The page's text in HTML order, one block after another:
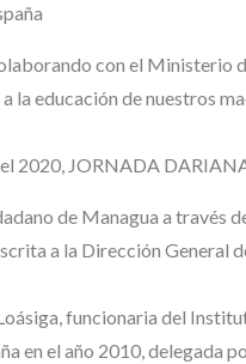
con el Ministerio
la educación de nuestros
2020, JORNADA
de Managua a través
a la Dirección General
funcionaria del
en el año 2010, delegada